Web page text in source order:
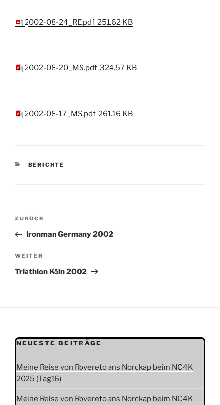
2002-08-24_RE.pdf 251.62 KB
2002-08-20_MS.pdf 324.57 KB
2002-08-17_MS.pdf 261.16 KB
KATEGORIEN
BERICHTE
Beitragsnavigation
Vorheriger
Beitrag
ZURÜCK
Ironman Germany 2002
Nächster
Beitrag
WEITER
Triathlon Köln 2002
NEUESTE BEITRÄGE
Meine Reise von Rovereto ans Nordkap beim NC4K
2025 (Tag16)
Meine Reise von Rovereto ans Nordkap beim NC4K